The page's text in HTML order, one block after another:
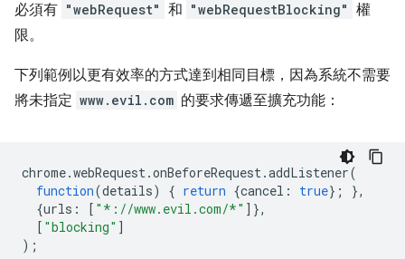
必須有 "webRequest" 和 "webRequestBlocking" 權
限。
下列範例以更有效率的方式達到相同目標，因為系統不需要
將未指定 www.evil.com 的要求傳遞至擴充功能：
chrome.webRequest.onBeforeRequest.addListener(
function(details) { return {cancel : true};
},
{urls : [ "*://www.evil.com/*" ]},
[ "blocking" ]
);